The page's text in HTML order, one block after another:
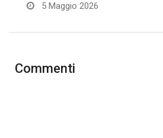
5 Maggio 2026
Commenti